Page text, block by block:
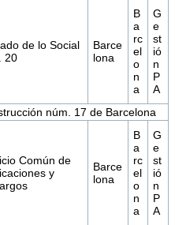
de lo Social
20
Barce
lona
B
a
rc
el
o
n
a
G
e
st
ió
n
P
A
núm. 17 de Barcelona
Común de
y
Barce
lona
B
a
rc
el
o
n
a
G
e
st
ió
n
P
A